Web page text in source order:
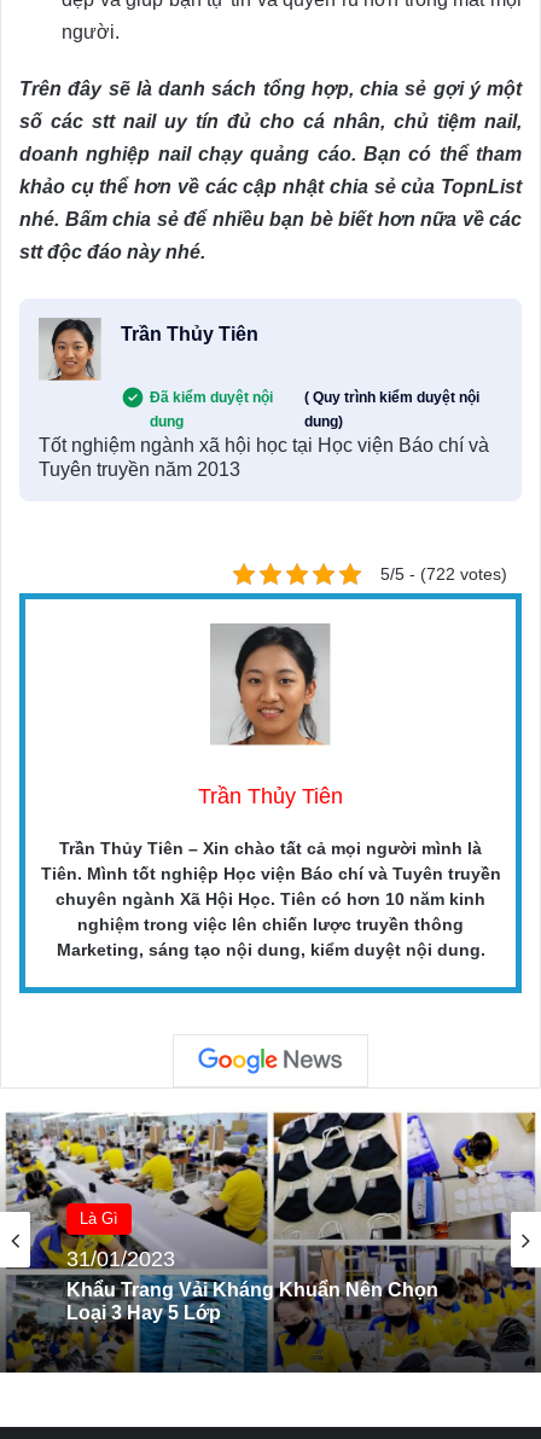
người.
Trên đây sẽ là danh sách tổng hợp, chia sẻ gợi ý một
số các stt nail uy tín đủ cho cá nhân, chủ tiệm nail,
doanh nghiệp nail chạy quảng cáo. Bạn có thể tham
khảo cụ thể hơn về các cập nhật chia sẻ của TopnList
nhé. Bấm chia sẻ để nhiều bạn bè biết hơn nữa về các
stt độc đáo này nhé.
Trần Thủy Tiên
Đã kiểm duyệt nội
dung
( Quy trình kiểm duyệt nội
dung)
Tốt nghiệm ngành xã hội học tại Học viện Báo chí và
Tuyên truyền năm 2013
5/5 - (722 votes)
Trần Thủy Tiên
Trần Thủy Tiên – Xin chào tất cả mọi người mình là
Tiên. Mình tốt nghiệp Học viện Báo chí và Tuyên truyền
chuyên ngành Xã Hội Học. Tiên có hơn 10 năm kinh
nghiệm trong việc lên chiến lược truyền thông
Marketing, sáng tạo nội dung, kiểm duyệt nội dung.
Là Gì
31/01/2023
Là Gì
13/10/2025
Top 9 Kích Thước Khổ Giấy A0, A1, A2, A3,
A4, A5, A6, A7, A8 Trong In Ấn